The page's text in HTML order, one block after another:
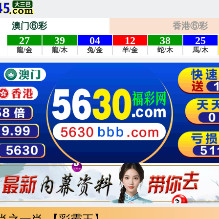
澳门⑥彩 香港⑥彩